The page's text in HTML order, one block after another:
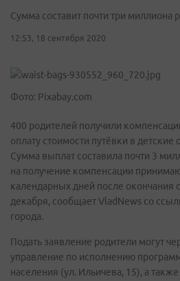
Сумма составит почти три миллиона
12:53, 18 сентября 2020
Фото: Pixabay.com
400 родителей получили
оплату стоимости путёвки в
Сумма выплат составила почти 3
на получение компенсации
календарных дней после окончания
декабря, сообщает VladNews со
города.
Подать заявление родители могут
управление по исполнению
населения (ул. Ильичева, 15), а